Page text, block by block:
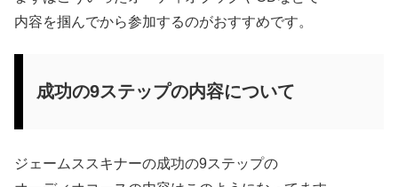
内容を掴んでから参加するのがおすすめです。
成功の9ステップの内容について
ジェームススキナーの成功の9ステップの